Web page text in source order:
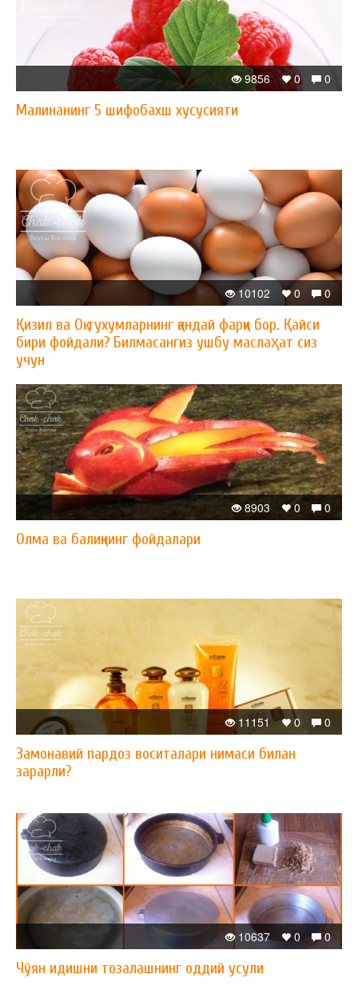
0
0
9856
Малинанинг 5 шифобахш хусусияти
0
0
10102
Қизил ва Оқ тухумларнинг қандай фарқи бор. Қайси
бири фойдали? Билмасангиз ушбу маслаҳат сиз
учун
0
0
8903
Олма ва балиқнинг фойдалари
0
0
11151
Замонавий пардоз воситалари нимаси билан
зарарли?
0
0
10637
Чўян идишни тозалашнинг оддий усули